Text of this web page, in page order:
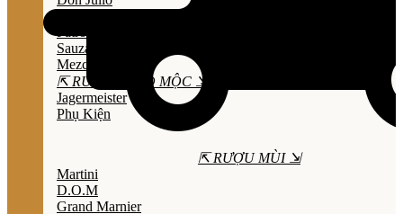
Sauza
Mezcal
⇱ RƯỢU THẢO MỘC ⇲
Jagermeister
Phụ Kiện
⇱ RƯỢU MÙI ⇲
Martini
D.O.M
Grand Marnier